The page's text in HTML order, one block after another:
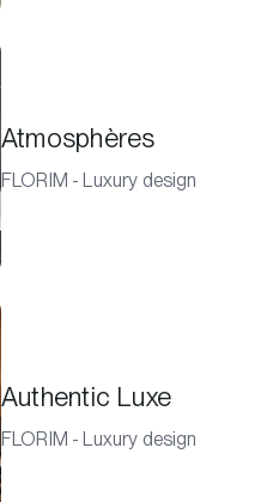
Atmosphères
FLORIM - Luxury design
Authentic Luxe
FLORIM - Luxury design